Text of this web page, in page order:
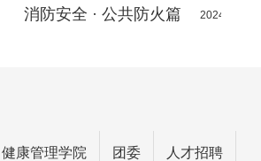
消防安全 · 公共防火篇 2024-11-04
健康管理学院 团委 人才招聘